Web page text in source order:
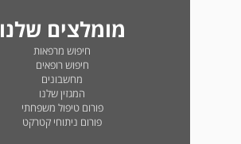
מומלצים שלנו
חיפוש מרפאות
חיפוש רופאים
מחשבונים
המגזין שלנו
פורום טיפול משפחתי
פורום ניתוחי קטרקט